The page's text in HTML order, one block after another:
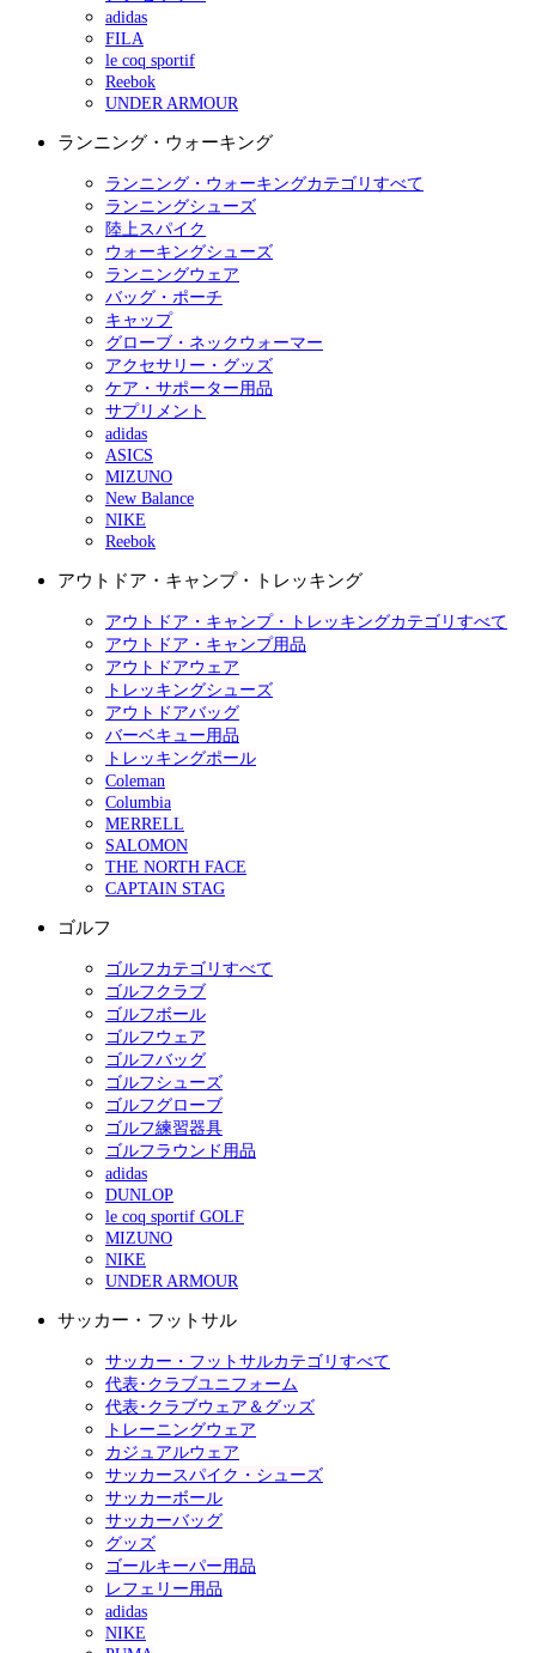
adidas
FILA
le coq sportif
Reebok
UNDER ARMOUR
ランニング・ウォーキング
ランニング・ウォーキングカテゴリすべて
ランニングシューズ
陸上スパイク
ウォーキングシューズ
ランニングウェア
バッグ・ポーチ
キャップ
グローブ・ネックウォーマー
アクセサリー・グッズ
ケア・サポーター用品
サプリメント
adidas
ASICS
MIZUNO
New Balance
NIKE
Reebok
アウトドア・キャンプ・トレッキング
アウトドア・キャンプ・トレッキングカテゴリすべて
アウトドア・キャンプ用品
アウトドアウェア
トレッキングシューズ
アウトドアバッグ
バーベキュー用品
トレッキングポール
Coleman
Columbia
MERRELL
SALOMON
THE NORTH FACE
CAPTAIN STAG
ゴルフ
ゴルフカテゴリすべて
ゴルフクラブ
ゴルフボール
ゴルフウェア
ゴルフバッグ
ゴルフシューズ
ゴルフグローブ
ゴルフ練習器具
ゴルフラウンド用品
adidas
DUNLOP
le coq sportif GOLF
MIZUNO
NIKE
UNDER ARMOUR
サッカー・フットサル
サッカー・フットサルカテゴリすべて
代表･クラブユニフォーム
代表･クラブウェア＆グッズ
トレーニングウェア
カジュアルウェア
サッカースパイク・シューズ
サッカーボール
サッカーバッグ
グッズ
ゴールキーパー用品
レフェリー用品
adidas
NIKE